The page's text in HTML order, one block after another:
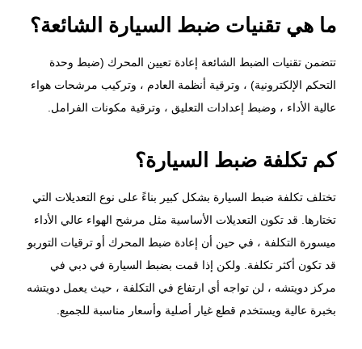
ما هي تقنيات ضبط السيارة الشائعة؟
تتضمن تقنيات الضبط الشائعة إعادة تعيين المحرك (ضبط وحدة
التحكم الإلكترونية) ، وترقية أنظمة العادم ، وتركيب مرشحات هواء
عالية الأداء ، وضبط إعدادات التعليق ، وترقية مكونات الفرامل.
كم تكلفة ضبط السيارة؟
تختلف تكلفة ضبط السيارة بشكل كبير بناءً على نوع التعديلات التي
تختارها. قد تكون التعديلات الأساسية مثل مرشح الهواء عالي الأداء
ميسورة التكلفة ، في حين أن إعادة ضبط المحرك أو ترقيات التوربو
قد تكون أكثر تكلفة. ولكن إذا قمت بضبط السيارة في دبي في
مركز دويتشه ، لن تواجه أي ارتفاع في التكلفة ، حيث يعمل دويتشه
بخبرة عالية ويستخدم قطع غيار أصلية وأسعار مناسبة للجميع.